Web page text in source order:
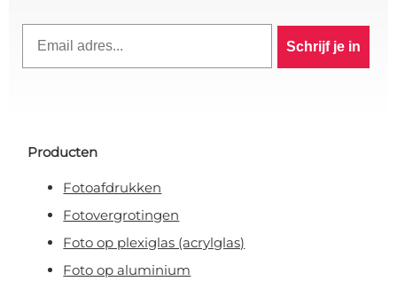
Schrijf je in
Producten
Fotoafdrukken
Fotovergrotingen
Foto op plexiglas (acrylglas)
Foto op aluminium
10% KORTING OP JE